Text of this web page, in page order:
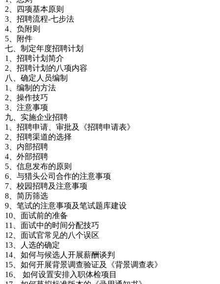
2、四项基本原则
3、招聘流程-七步法
4、负附则
5、附件
七、制定年度招聘计划
1、招聘计划简介
2、招聘计划的八项内容
八、确定人员编制
1、编制的方法
2、操作技巧
3、注意事项
九、实施企业招聘
1、招聘申请、审批及《招聘申请表》
2、招聘渠道的选择
3、内部招聘
4、外部招聘
5、信息发布的原则
6、与猎头公司合作的注意事项
7、校园招聘及注意事项
8、简历筛选
9、笔试的注意事项及笔试题库建设
10、面试前的准备
11、面试中的时间分配技巧
12、面试官常见的八个误区
13、人选的确定
14、如何与候选人开展薪酬谈判
15、如何开展背景调查验证及《背景调查表》
16、 如何设置安排入职体检项目